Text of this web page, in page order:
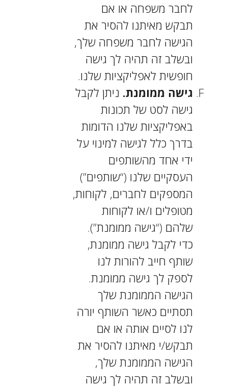
לחבר משפחה או אם
תבקש מאיתנו להסיר את
הגישה לחבר משפחה שלך,
ובשלב זה תהיה לך גישה
חופשית לאפליקציות שלנו.
גישה ממומנת. ניתן לקבל
גישה לסט של תכונות
באפליקציות שלנו הדומות
בדרך כלל לגישה למינוי על
ידי אחד מהשותפים
העסקיים שלנו (“שותפים”)
המספקים לחברים, לקוחות,
מטופלים ו/או לקוחות
שלהם (“גישה ממומנת”).
כדי לקבל גישה ממומנת,
שותף חייב להורות לנו
לספק לך גישה ממומנת.
הגישה הממומנת שלך
תסתיים כאשר השותף יורה
לנו לסיים אותה או אם
תבקש/י מאיתנו להסיר את
הגישה הממומנת שלך,
ובשלב זה תהיה לך גישה